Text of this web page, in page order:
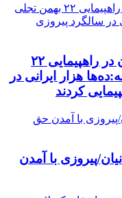
رسانه‌های عربی: اتحاد ملی ایرانیان در راهپیمایی ۲۲
هزار ایرانی در
کردند
پیروزی با آمدن